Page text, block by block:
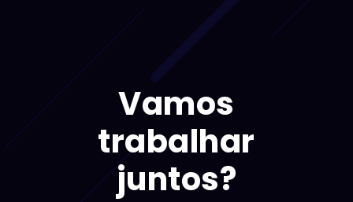
importante, mas não garante que […]
Vamos
trabalhar
juntos?